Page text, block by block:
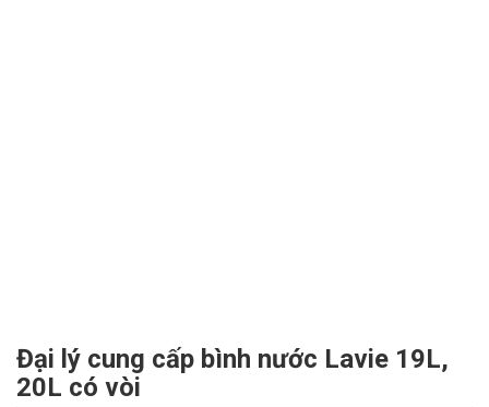
Đại lý cung cấp bình nước Lavie 19L,
20L có vòi